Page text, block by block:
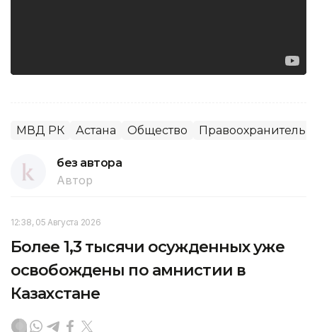
МВД РК Астана Общество
без автора
Автор
12:38, 05 Августа 2026
Более 1,3 тысячи осужденных уже
освобождены по амнистии в
Казахстане